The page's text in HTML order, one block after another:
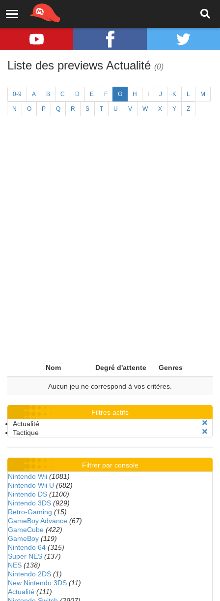
Liste des previews Actualité (0)
0-9 A B C D E F G H J K L M
N O P Q R S T U V W X Y Z
Nom Degré d'attente Genres
Aucun jeu ne correspond à vos critères.
Filtres actifs
Actualité
Tactique
Filtrer par console
Nintendo Wii (1081)
Nintendo Wii U (682)
Nintendo DS (1100)
Nintendo 3DS (929)
Retro-Gaming (15)
GameBoy Advance (67)
GameCube (422)
GameBoy (119)
Nintendo 64 (315)
Super NES (137)
NES (138)
Nintendo 2DS (1)
New Nintendo 3DS (11)
Actualité (111)